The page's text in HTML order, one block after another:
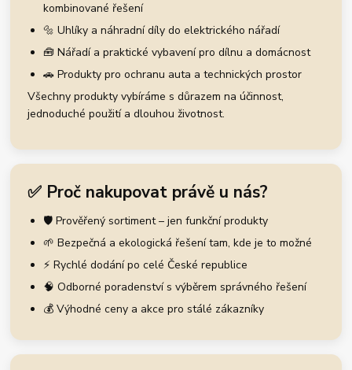
kombinované řešení
🔩 Uhlíky a náhradní díly do elektrického nářadí
🧰 Nářadí a praktické vybavení pro dílnu a domácnost
🚗 Produkty pro ochranu auta a technických prostor
Všechny produkty vybíráme s důrazem na účinnost,
jednoduché použití a dlouhou životnost.
✅ Proč nakupovat právě u nás?
🛡️ Prověřený sortiment – jen funkční produkty
🌱 Bezpečná a ekologická řešení tam, kde je to možné
⚡ Rychlé dodání po celé České republice
🧠 Odborné poradenství s výběrem správného řešení
💰 Výhodné ceny a akce pro stálé zákazníky